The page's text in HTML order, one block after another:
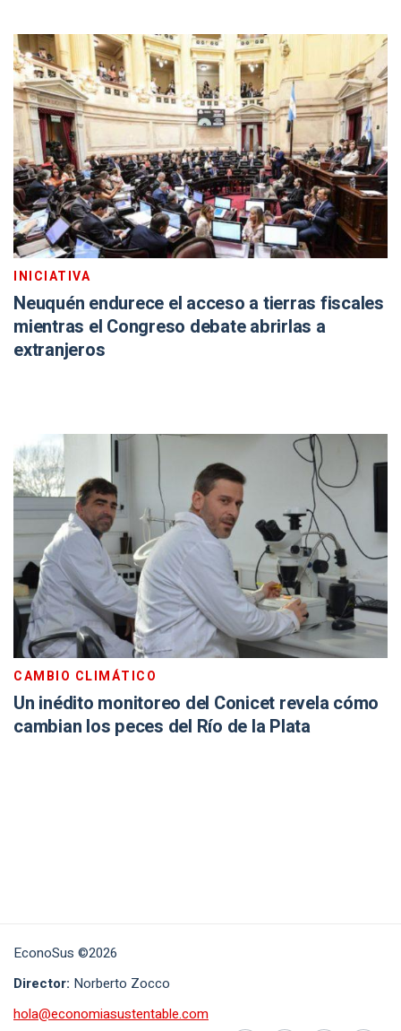
INICIATIVA
Neuquén endurece el acceso a tierras fiscales
mientras el Congreso debate abrirlas a
extranjeros
CAMBIO CLIMÁTICO
Un inédito monitoreo del Conicet revela cómo
cambian los peces del Río de la Plata
EconoSus ©2026
Director: Norberto Zocco
hola@economiasustentable.com